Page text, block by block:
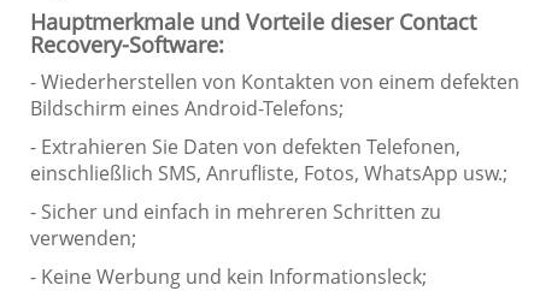
Hauptmerkmale und Vorteile dieser Contact
Recovery-Software:
- Wiederherstellen von Kontakten von einem defekten
Bildschirm eines Android-Telefons;
- Extrahieren Sie Daten von defekten Telefonen,
einschließlich SMS, Anrufliste, Fotos, WhatsApp usw.;
- Sicher und einfach in mehreren Schritten zu
verwenden;
- Keine Werbung und kein Informationsleck;